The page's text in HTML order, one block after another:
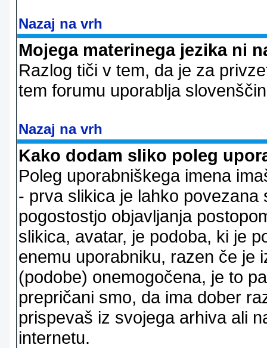
Nazaj na vrh
Mojega materinega jezika ni
Razlog tiči v tem, da je za
tem forumu uporablja
Nazaj na vrh
Kako dodam sliko poleg
Poleg uporabniškega imena
- prva slikica je lahko
pogostostjo objavljanja
slikica, avatar, je podoba, ki je
enemu uporabniku, razen če je
(podobe) onemogočena, je to
prepričani smo, da ima dober
prispevaš iz svojega arhiva ali
internetu.